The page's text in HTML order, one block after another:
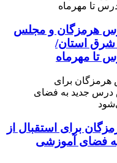
هرمزگان و مجلس
استان/
برای استقبال از
به فضای آموزشی